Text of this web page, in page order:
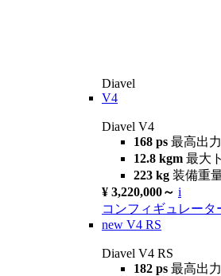
Diavel
V4
Diavel V4
168 ps 最高出力
12.8 kgm 最大
223 kg 装備重
¥ 3,220,000～ i
コンフィギュレータ
new V4 RS
Diavel V4 RS
182 ps 最高出力